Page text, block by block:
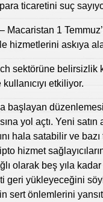
ticaretini suç
Macaristan 1
hizmetlerini askıya
sektörüne
etkiliyor.
başlayan
yol açtı. Yeni
hala satabilir ve
hizmet
olarak beş yıla
geri yükleyeceğini
sert önlemlerini